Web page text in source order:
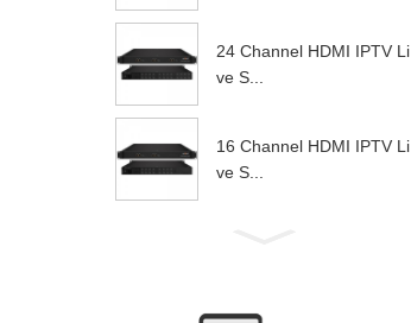
24 Channel HDMI IPTV Li
ve S...
16 Channel HDMI IPTV Li
ve S...